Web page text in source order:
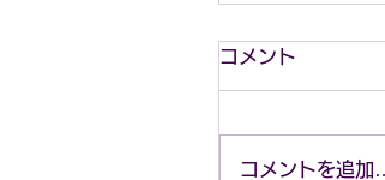
コメント
コメントを追加…